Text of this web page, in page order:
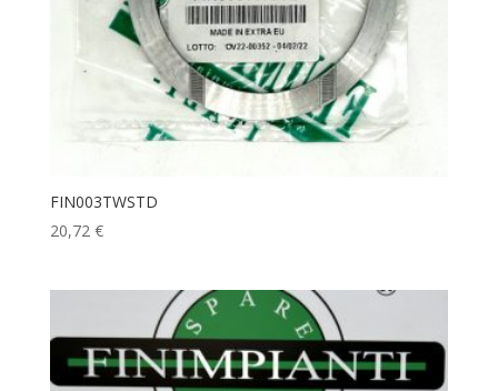
FIN003TWSTD
20,72 €